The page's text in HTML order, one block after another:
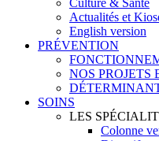
Culture & Santé
Actualités et
English version
PRÉVENTION
NOS PROJETS
SOINS
LES
Colonne